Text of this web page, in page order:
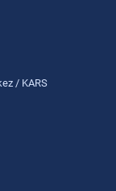
/ KARS